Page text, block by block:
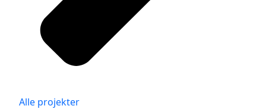
Alle projekter